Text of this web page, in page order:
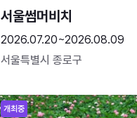
서울썸머비치
2026.07.20~2026.08.09
서울특별시 종로구
개최중